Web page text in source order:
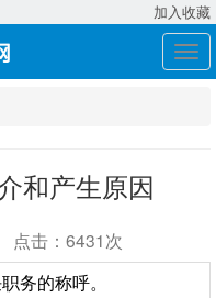
加入收藏
展
开
和产生原因
点击：6431次
务的称呼。